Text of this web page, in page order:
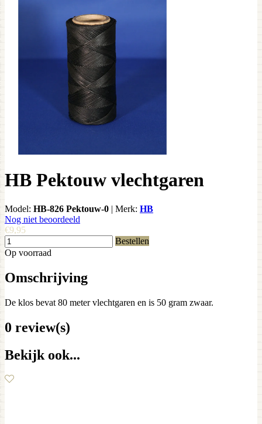
HB Pektouw vlechtgaren
Model: HB-826 Pektouw-0 | Merk: HB
Nog niet beoordeeld
€9,95
Bestellen
Op voorraad
Omschrijving
De klos bevat 80 meter vlechtgaren en is 50 gram zwaar.
0 review(s)
Bekijk ook...